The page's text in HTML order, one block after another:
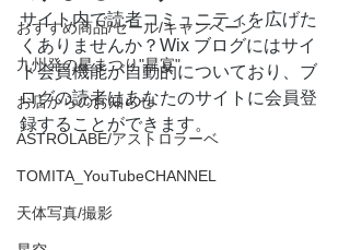
おすすめ商品/セール/キャンペーン
九州発の星まつり"星宴"
お店からのお知らせ
ASTROLABE/アストロラーベ
TOMITA_YouTubeCHANNEL
天体写真/撮影
サイト内で読者コミュニティを広げた
くありませんか？Wix ブログにはサイ
ト会員機能が自動的についており、ブ
ログの読者はあなたのサイトに会員登
録することができます。